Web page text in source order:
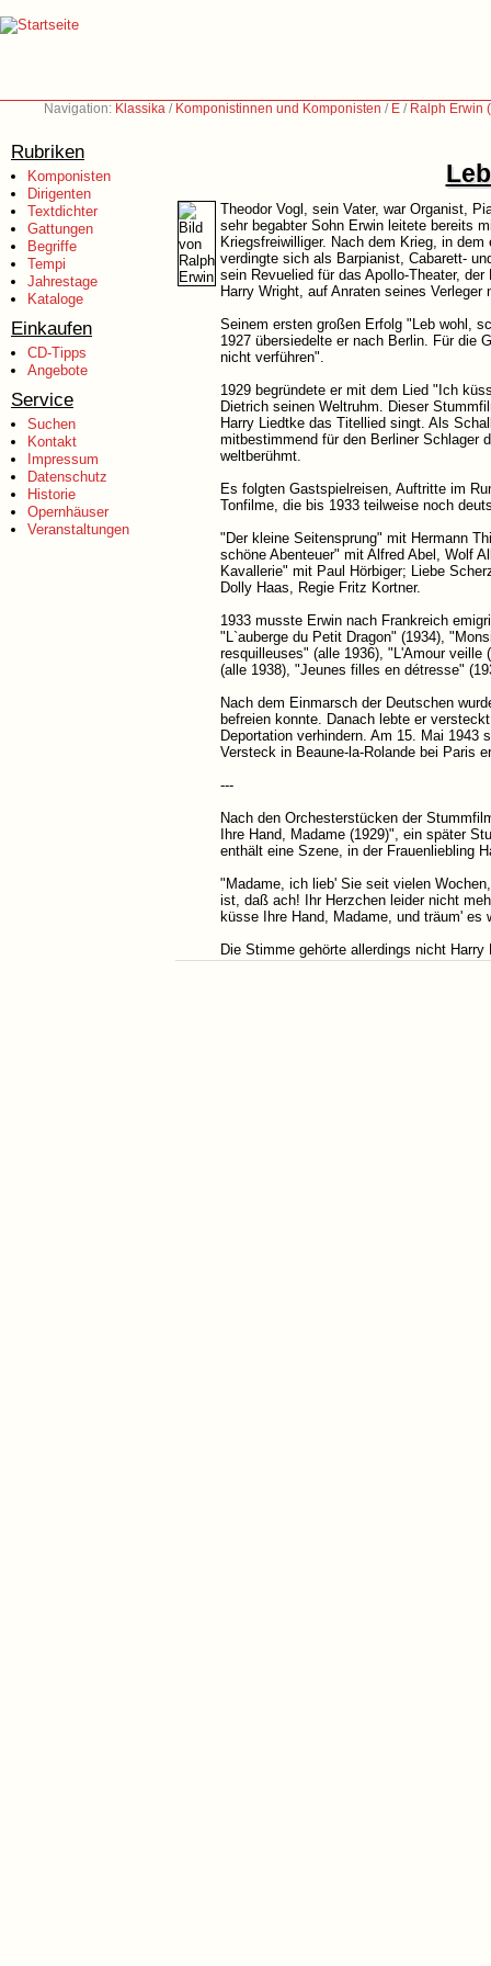
Navigation: Klassika / Komponistinnen und Komponisten / E / Ralph Erwin
Rubriken
Komponisten
Dirigenten
Textdichter
Gattungen
Begriffe
Tempi
Jahrestage
Kataloge
Einkaufen
CD-Tipps
Angebote
Service
Suchen
Kontakt
Impressum
Datenschutz
Historie
Opernhäuser
Veranstaltungen
Theodor Vogl, sein Vater, war Organist,
sehr begabter Sohn Erwin leitete bereits
Kriegsfreiwilliger. Nach dem Krieg, in
verdingte sich als Barpianist, Cabarett-
sein Revuelied für das Apollo-Theater,
Harry Wright, auf Anraten seines
Seinem ersten großen Erfolg "Leb wohl,
1927 übersiedelte er nach Berlin. Für die
nicht verführen".
1929 begründete er mit dem Lied "Ich
Dietrich seinen Weltruhm. Dieser
Harry Liedtke das Titellied singt. Als
mitbestimmend für den Berliner Schlager
weltberühmt.
Es folgten Gastspielreisen, Auftritte im
Tonfilme, die bis 1933 teilweise noch
"Der kleine Seitensprung" mit Hermann
schöne Abenteuer" mit Alfred Abel, Wolf
Kavallerie" mit Paul Hörbiger; Liebe
Dolly Haas, Regie Fritz Kortner.
1933 musste Erwin nach Frankreich
"L`auberge du Petit Dragon" (1934),
resquilleuses" (alle 1936), "L'Amour
(alle 1938), "Jeunes filles en détresse"
Nach dem Einmarsch der Deutschen
befreien konnte. Danach lebte er
Deportation verhindern. Am 15. Mai
Versteck in Beaune-la-Rolande bei Paris
---
Nach den Orchesterstücken der
Ihre Hand, Madame (1929)", ein später
enthält eine Szene, in der Frauenliebling
"Madame, ich lieb' Sie seit vielen
ist, daß ach! Ihr Herzchen leider nicht
küsse Ihre Hand, Madame, und träum'
Die Stimme gehörte allerdings nicht